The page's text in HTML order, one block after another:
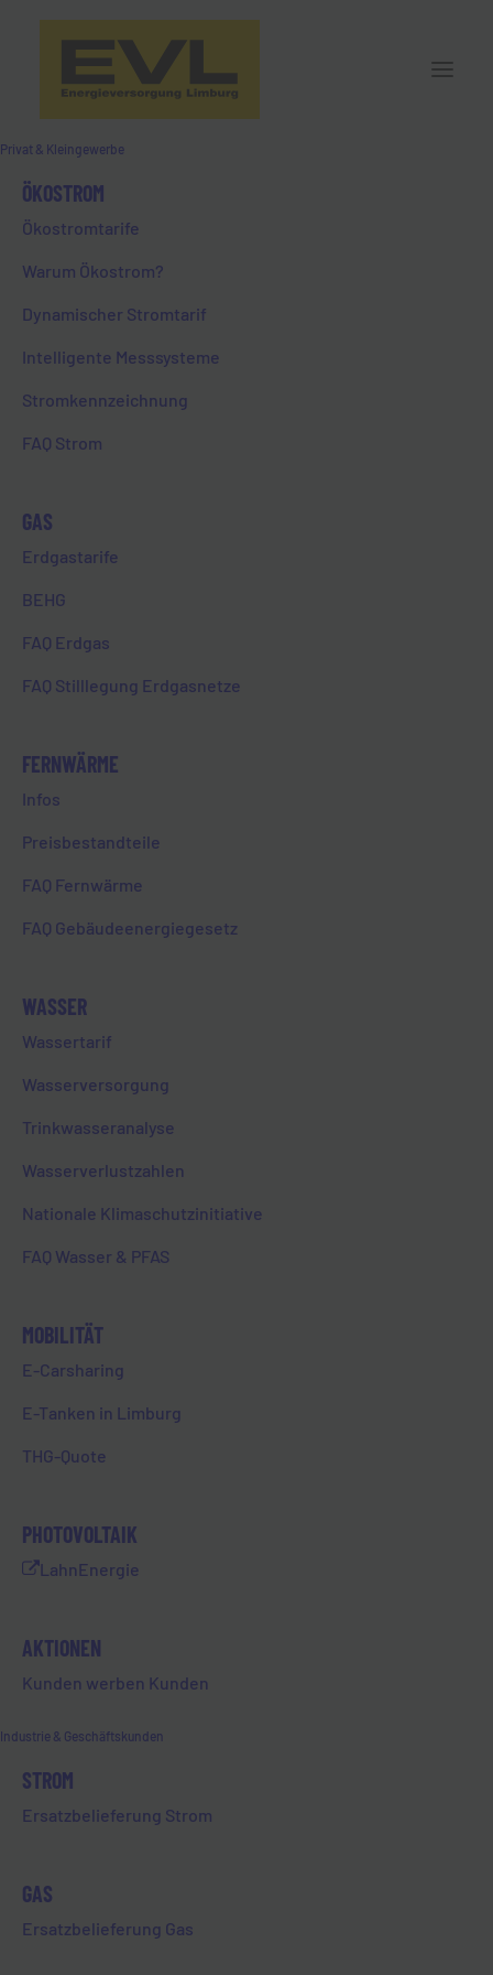
Privat & Kleingewerbe
ÖKOSTROM
Ökostromtarife
Warum Ökostrom?
Dynamischer Stromtarif
Intelligente Messsysteme
Stromkennzeichnung
FAQ Strom
GAS
Erdgastarife
BEHG
FAQ Erdgas
FAQ Stilllegung Erdgasnetze
FERNWÄRME
Infos
Preisbestandteile
FAQ Fernwärme
FAQ Gebäudeenergiegesetz
WASSER
Wassertarif
Wasserversorgung
Trinkwasseranalyse
Wasserverlustzahlen
Nationale Klimaschutzinitiative
FAQ Wasser & PFAS
MOBILITÄT
E-Carsharing
E-Tanken in Limburg
THG-Quote
PHOTOVOLTAIK
LahnEnergie
AKTIONEN
Kunden werben Kunden
Industrie & Geschäftskunden
STROM
Ersatzbelieferung Strom
GAS
Ersatzbelieferung Gas
25. August 2023
FACT FRIDAY - E-CARSHARING IN
FACT FRIDAY – E-CARSHARING IN ESCHHOFEN
Eschhofen seit Februar 2022 mehr als 17.000
Und das natürlich vollelektrisch!
WIR AUF SOCIAL MEDIA
hinter die Kulissen und Neuigkeiten rund um
die EVL – direkt aus Limburg.